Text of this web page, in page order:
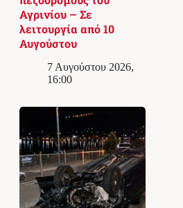
Αγρινίου – Σε
λειτουργία από 10
Αυγούστου
7 Αυγούστου 2026,
16:00